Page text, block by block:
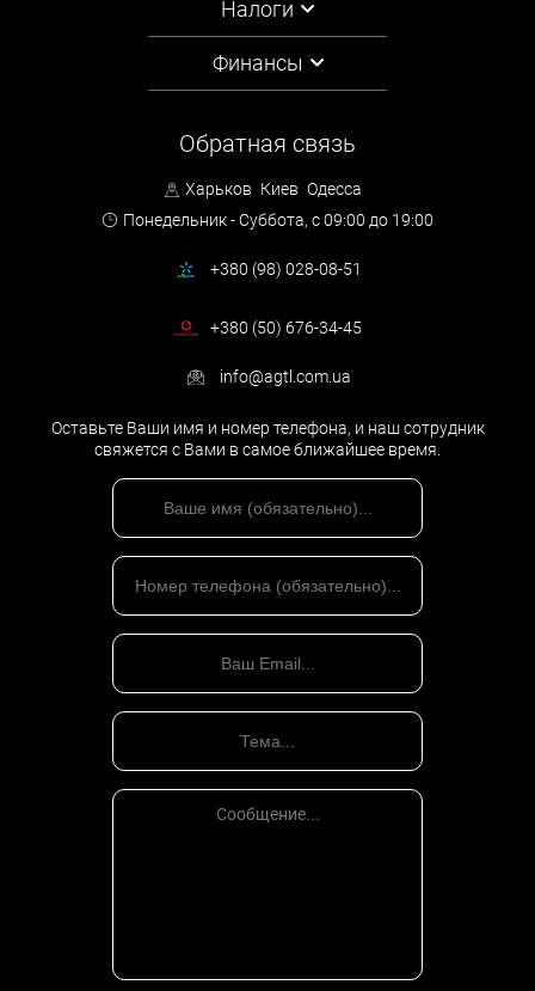
Налоги
Финансы
Обратная связь
Харьков Киев Одесса
Понедельник - Суббота, с 09:00 до 19:00
+380 (98) 028-08-51
+380 (50) 676-34-45
info@agtl.com.ua
Оставьте Ваши имя и номер телефона, и наш сотрудник
свяжется с Вами в самое ближайшее время.